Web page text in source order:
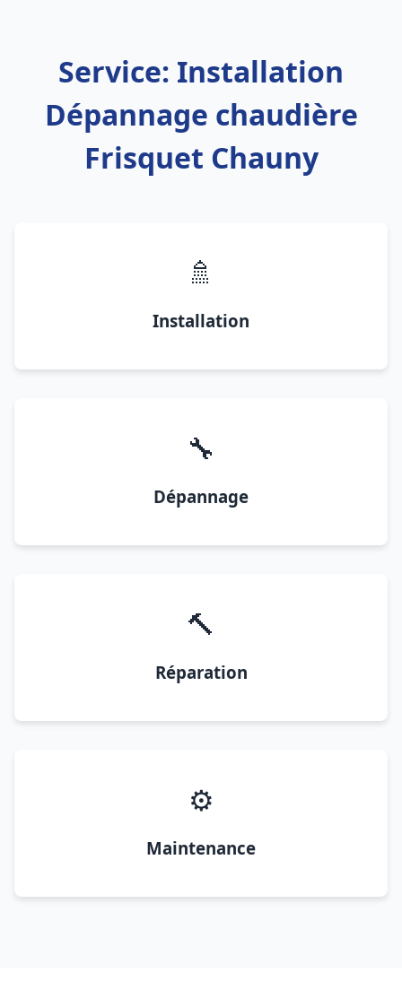
Service: Installation
Dépannage chaudière
Frisquet Chauny
🚿
Installation
🔧
Dépannage
🔨
Réparation
⚙️
Maintenance